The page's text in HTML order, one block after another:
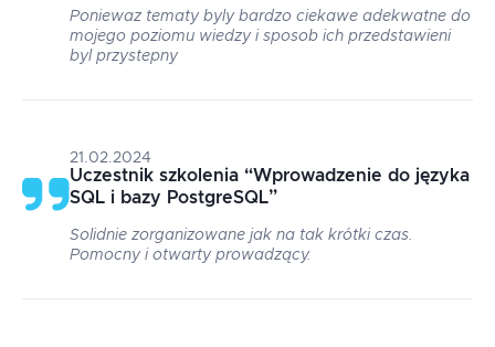
Poniewaz tematy byly bardzo ciekawe adekwatne do
mojego poziomu wiedzy i sposob ich przedstawieni
byl przystepny
21.02.2024
Uczestnik szkolenia “Wprowadzenie do języka
SQL i bazy PostgreSQL”
Solidnie zorganizowane jak na tak krótki czas.
Pomocny i otwarty prowadzący.